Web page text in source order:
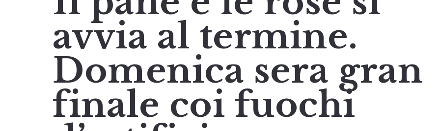
avvia al termine.
Domenica sera gran
finale coi fuochi